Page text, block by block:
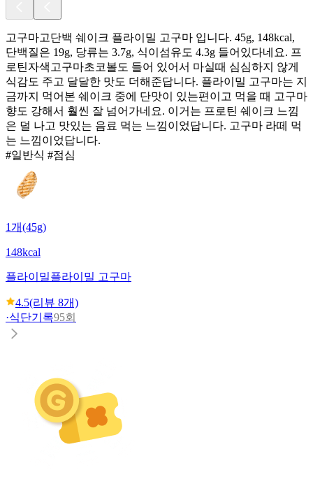
고구마고단백 쉐이크 플라이밀 고구마 입니다. 45g, 148kcal,
단백질은 19g, 당류는 3.7g, 식이섬유도 4.3g 들어있다네요. 프
로틴자색고구마초코볼도 들어 있어서 마실때 심심하지 않게
식감도 주고 달달한 맛도 더해준답니다. 플라이밀 고구마는 지
금까지 먹어본 쉐이크 중에 단맛이 있는편이고 먹을 때 고구마
향도 강해서 훨씬 잘 넘어가네요. 이거는 프로틴 쉐이크 느낌
은 덜 나고 맛있는 음료 먹는 느낌이었답니다. 고구마 라떼 먹
는 느낌이었답니다.
#일반식 #점심
1개(45g)
148kcal
플라이밀플라이밀 고구마
4.5(리뷰 8개)
·식단기록95회